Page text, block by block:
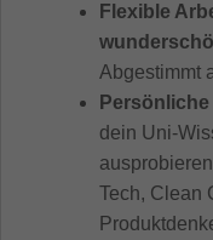
Flexible
Abgestimmt
dein Uni-
Tech, Clean